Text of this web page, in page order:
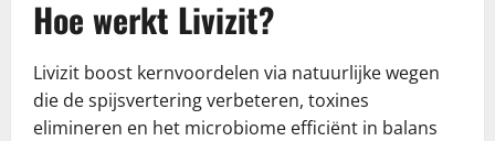
Hoe werkt Livizit?
Livizit boost kernvoordelen via natuurlijke wegen
die de spijsvertering verbeteren, toxines
elimineren en het microbiome efficiënt in balans